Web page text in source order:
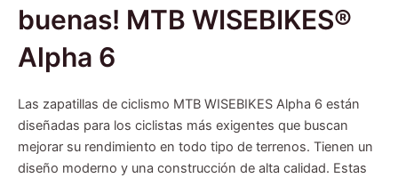
buenas! MTB WISEBIKES®
Alpha 6
Las zapatillas de ciclismo MTB WISEBIKES Alpha 6 están
diseñadas para los ciclistas más exigentes que buscan
mejorar su rendimiento en todo tipo de terrenos. Tienen un
diseño moderno y una construcción de alta calidad. Estas